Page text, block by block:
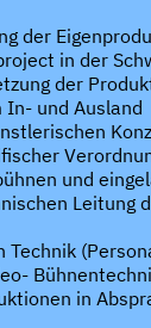
der
in der
der
In- und Ausland
und
Leitung
Technik
in